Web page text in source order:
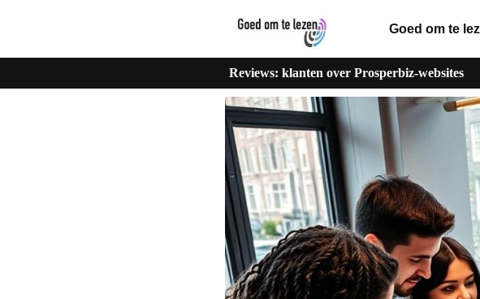
Goed om te
Reviews: klanten over Prosperbiz-websites